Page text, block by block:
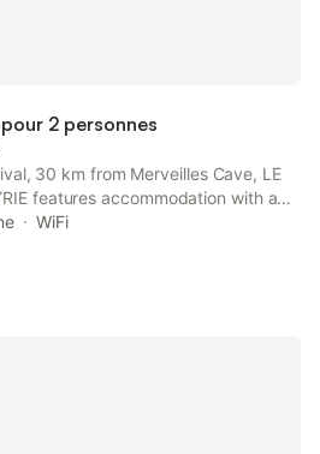
2 personnes
30 km from Merveilles Cave, LE
features accommodation with a
WiFi